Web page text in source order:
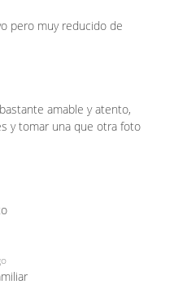
pero muy reducido de
amable y atento,
y tomar una que otra foto